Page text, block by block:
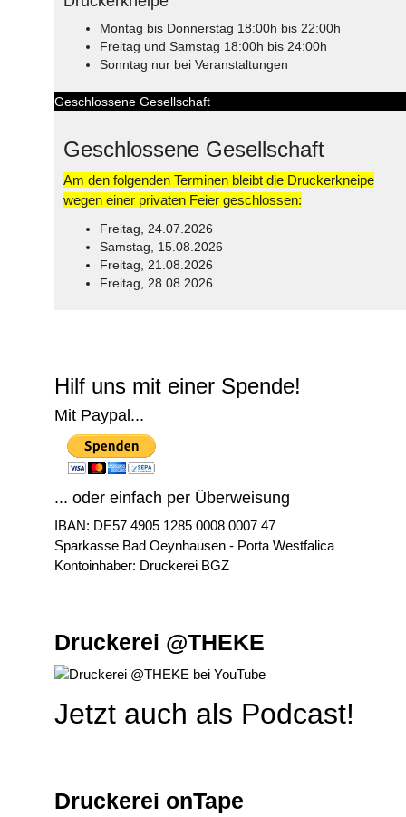
Montag bis Donnerstag 18:00h bis 22:00h
Freitag und Samstag 18:00h bis 24:00h
Sonntag nur bei Veranstaltungen
Geschlossene Gesellschaft
Geschlossene Gesellschaft
Am den folgenden Terminen bleibt die Druckerkneipe
wegen einer privaten Feier geschlossen:
Freitag, 24.07.2026
Samstag, 15.08.2026
Freitag, 21.08.2026
Freitag, 28.08.2026
Hilf uns mit einer Spende!
Mit Paypal...
... oder einfach per Überweisung
IBAN: DE57 4905 1285 0008 0007 47
Sparkasse Bad Oeynhausen - Porta Westfalica
Kontoinhaber: Druckerei BGZ
Druckerei @THEKE
Jetzt auch als Podcast!
Druckerei onTape